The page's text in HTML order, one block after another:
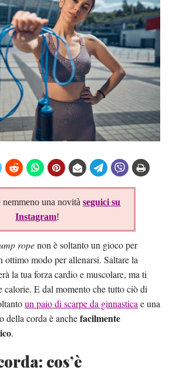
nemmeno una novitàseguici su
Instagram!
ropenon è soltanto un gioco per
ottimo modo per allenarsi. Saltare la
la tua forza cardio e muscolare, ma ti
calorie. E dal momento che tutto ciò di
un paio di scarpe da ginnastica e una
della corda è anchefacilmente
.
cos’è